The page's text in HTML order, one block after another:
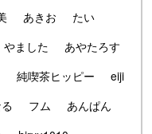
あきお
たい
やました
あやたろす
純喫茶ヒッピー
eiji
フム
あんぱん